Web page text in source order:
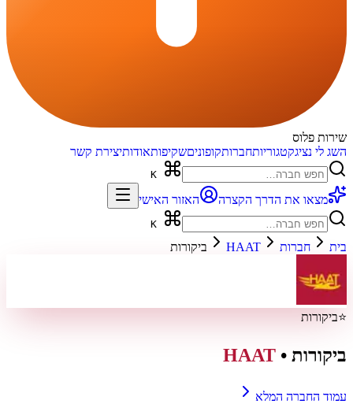
שירות פלוס
השג לי נציגקטגוריותחברותקופוניםשקיפותאודותיצירת קשר
מצאו את הדרך הקצרה האזור האישי
בית חברות HAAT ביקורות
⭐ביקורות
ביקורות •
HAAT
עמוד החברה המלא